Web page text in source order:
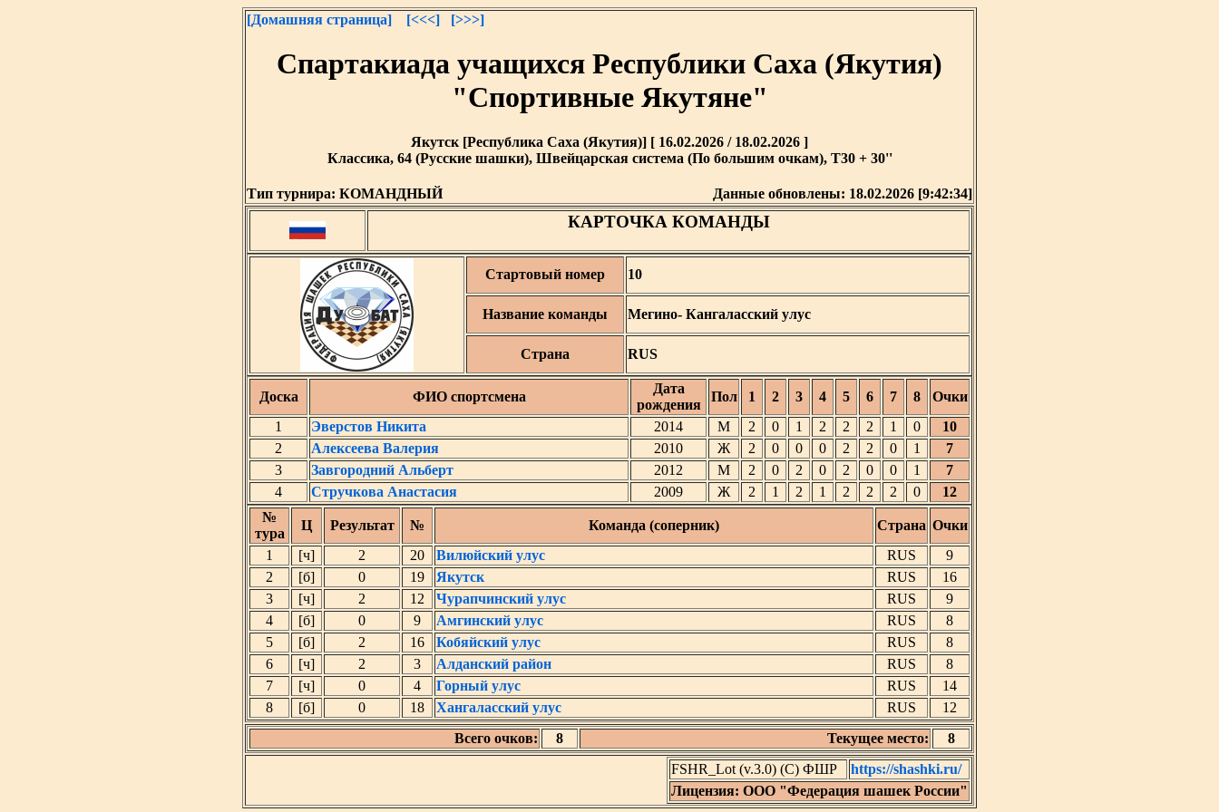
[Домашняя страница] [<<<] [>>>]
Спартакиада учащихся Республики Саха (Якутия)
"Спортивные Якутяне"
Якутск [Республика Саха (Якутия)] [ 16.02.2026 / 18.02.2026 ]
Классика, 64 (Русские шашки), Швейцарская система (По большим очкам), T30 + 30''
Тип турнира: КОМАНДНЫЙ Данные обновлены: 18.02.2026 [9:42:34]
КАРТОЧКА КОМАНДЫ
Стартовый номер 10
Название команды Мегино- Кангаласский улус
Страна RUS
Доска ФИО спортсмена
Дата
рождения
Пол 1 2 3 4 5 6 7 8
Очки
1
Эверстов Никита 2014 М 2 0 1 2 2 2 1 0
10
2
Алексеева Валерия 2010 Ж 2 0 0 0 2 2 0 1
7
3
Завгородний Альберт 2012 М 2 0 2 0 2 0 0 1
7
4
Стручкова Анастасия 2009 Ж 2 1 2 1 2 2 2 0
12
№
тура
Ц Результат № Команда (соперник) Страна Очки
1
[ч] 2 20 Вилюйский улус RUS
9
2
[б] 0 19 Якутск RUS
16
3
[ч] 2 12 Чурапчинский улус RUS
9
4
[б] 0 9 Амгинский улус RUS
8
5
[б] 2 16 Кобяйский улус RUS
8
6
[ч] 2 3 Алданский район RUS
8
7
[ч] 0 4 Горный улус RUS
14
8
[б] 0 18 Хангаласский улус RUS
12
Всего очков:
8 Текущее место:
8
FSHR_Lot (v.3.0) (C) ФШР
https://shashki.ru/
Лицензия: ООО "Федерация шашек России"